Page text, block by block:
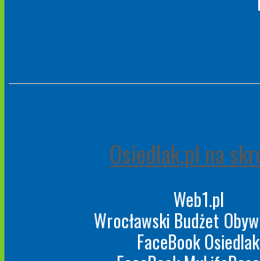
Osiedlak.pl na
Web1.pl
Wrocławski Budżet
FaceBook Osiedlak